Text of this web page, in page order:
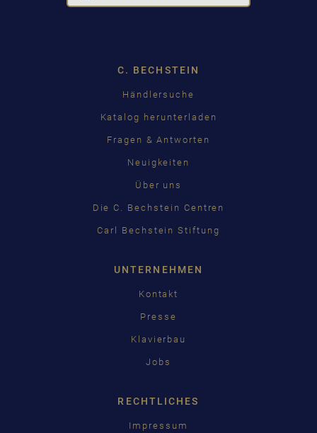
C. BECHSTEIN
Händlersuche
Katalog herunterladen
Fragen & Antworten
Neuigkeiten
Über uns
Die C. Bechstein Centren
Carl Bechstein Stiftung
UNTERNEHMEN
Kontakt
Presse
Klavierbau
Jobs
RECHTLICHES
Impressum